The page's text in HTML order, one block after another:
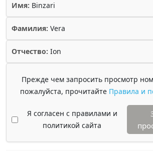
Имя: Binzari
Фамилия: Vera
Отчество: Ion
Прежде чем запросить просмотр
пожалуйста, прочитайте Правила и
Я согласен с правилами и
политикой сайта